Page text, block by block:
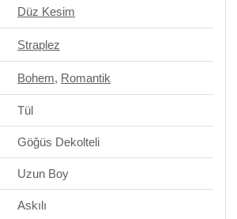
Düz Kesim
Straplez
Bohem, Romantik
Tül
Göğüs Dekolteli
Uzun Boy
Askılı